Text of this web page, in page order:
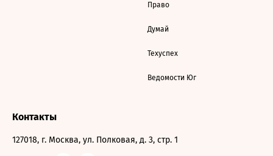
Право
Думай
Техуспех
Ведомости Юг
Контакты
127018, г. Москва, ул. Полковая, д. 3, стр. 1